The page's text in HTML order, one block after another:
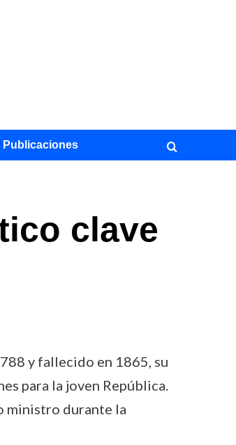
Publicaciones
clave
y fallecido en 1865, su
para la joven República.
ministro durante la